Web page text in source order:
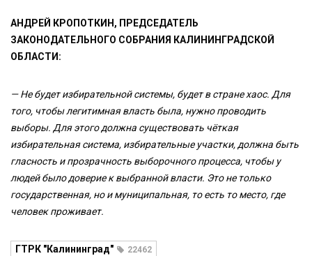
АНДРЕЙ КРОПОТКИН, ПРЕДСЕДАТЕЛЬ
ЗАКОНОДАТЕЛЬНОГО СОБРАНИЯ КАЛИНИНГРАДСКОЙ
ОБЛАСТИ:
— Не будет избирательной системы, будет в стране хаос. Для
того, чтобы легитимная власть была, нужно проводить
выборы. Для этого должна существовать чёткая
избирательная система, избирательные участки, должна быть
гласность и прозрачность выборочного процесса, чтобы у
людей было доверие к выбранной власти. Это не только
государственная, но и муниципальная, то есть то место, где
человек проживает.
ГТРК "Калининград" 22462